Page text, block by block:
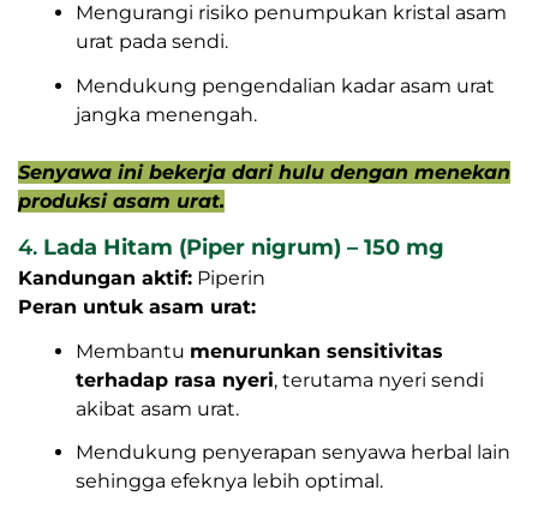
Mengurangi risiko penumpukan kristal asam
urat pada sendi.
Mendukung pengendalian kadar asam urat
jangka menengah.
Senyawa ini bekerja dari hulu dengan menekan
produksi asam urat.
4. Lada Hitam (Piper nigrum) – 150 mg
Kandungan aktif: Piperin
Peran untuk asam urat:
Membantu menurunkan sensitivitas
terhadap rasa nyeri, terutama nyeri sendi
akibat asam urat.
Mendukung penyerapan senyawa herbal lain
sehingga efeknya lebih optimal.